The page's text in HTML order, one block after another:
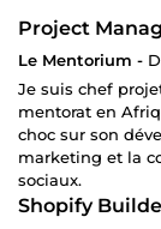
Project
Le Mentorium -
Je suis chef
mentorat en
choc sur son
marketing et la
sociaux.
Shopify